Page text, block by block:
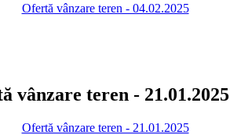
Ofertă vânzare teren - 04.02.2025
vânzare teren - 21.01.2025
Ofertă vânzare teren - 21.01.2025